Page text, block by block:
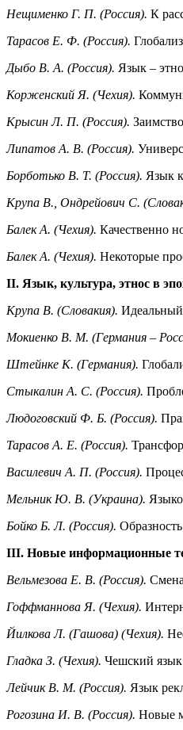
Нещименко Г. П. (Россия). К
Тарасов Е. Ф. (Россия).
Дыбо В. А. (Россия). Язык –
Корженский Я. (Чехия).
Крысин Л. П. (Россия).
Липатов А. В. (Россия).
Борботько В. Т. (Россия). Язык
Крупа В., Ондрейович С.
Балек А. (Чехия). Качественно
Балек А. (Чехия). Некоторые
II. Язык, культура, этнос в
Крупа В. (Словакия).
Мокиенко В. М. (Германия –
Штейнке К. (Германия).
Стыкалин А. С. (Россия).
Людоговский Ф. Б. (Россия).
Тарасов А. Е. (Россия).
Василевич А. П. (Россия).
Мельник Ю. В. (Украина).
Бойко Б. Л. (Россия).
III. Новые информационные
Вельмезова Е. В. (Россия).
Гоффманнова Я. (Чехия).
Йилкова Л. (Гашова) (Чехия).
Гладка З. (Чехия). Чешский язык
Лейчик В. М. (Россия). Язык
Рогозина И. В. (Россия). Новые